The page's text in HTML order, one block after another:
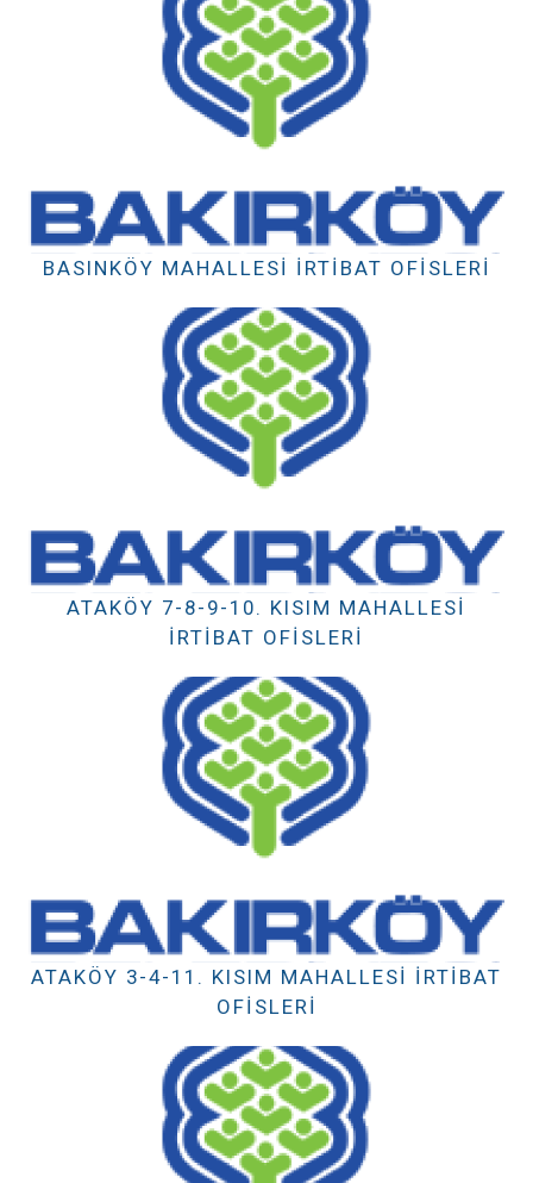
BASINKÖY MAHALLESI İRTIBAT OFISLERI
ATAKÖY 7-8-9-10. KISIM MAHALLESI
İRTIBAT OFISLERI
ATAKÖY 3-4-11. KISIM MAHALLESI İRTIBAT
OFISLERI